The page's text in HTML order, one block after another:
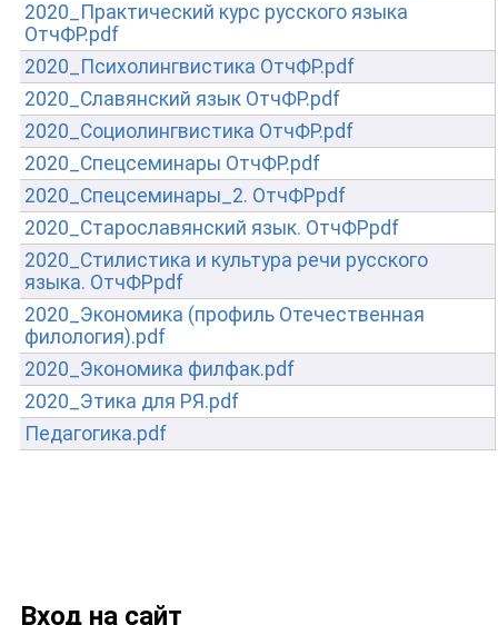
2020_Практический курс русского языка
ОтчФР.pdf
2020_Психолингвистика ОтчФР.pdf
2020_Славянский язык ОтчФР.pdf
2020_Социолингвистика ОтчФР.pdf
2020_Спецсеминары ОтчФР.pdf
2020_Спецсеминары_2. ОтчФРpdf
2020_Старославянский язык. ОтчФРpdf
2020_Стилистика и культура речи русского
языка. ОтчФРpdf
2020_Экономика (профиль Отечественная
филология).pdf
2020_Экономика филфак.pdf
2020_Этика для РЯ.pdf
Педагогика.pdf
Вход на сайт